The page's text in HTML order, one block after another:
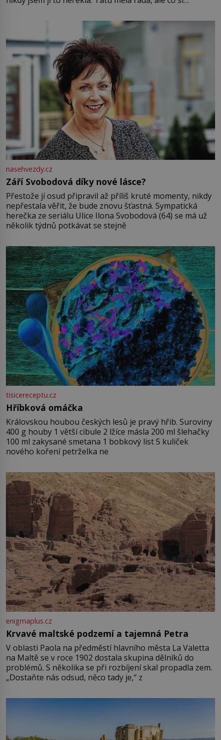
Jsme spolu moc rádi Tehdy byla jiná doba, když
nasehvezdy.cz
Září Svobodová díky nové lásce?
Přestože jí osud připravil až příliš kruté momenty, nikdy
nepřestala věřit, že bude znovu šťastná. Sympatická
herečka ze seriálu Ulice Ilona Svobodová (64) se má už
několik týdnů potkávat se stejně
tisicereceptu.cz
Hříbková omáčka
Královskou houbou českých lesů je pravý hřib. Suroviny
400 g houby 1 větší cibule 2 lžíce másla 200 ml šlehačky
100 ml zakysané smetana 1 bobkový list 5 kuliček
nového koření petrželka ne
enigmaplus.cz
Krvavé maltské podzemí a tajemná Petra
V oblasti Paola na předměstí hlavního města La Valetta
na Maltě se v roce 1902 dostala skupina dělníků do
problémů. S několika se při rozbíjení skal propadla zem.
„Dostaňte nás odsud, něco tady je,“ z